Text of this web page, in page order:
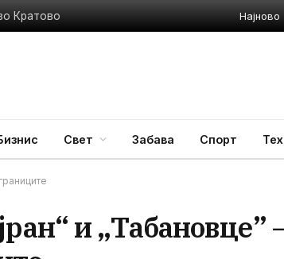
Кратово Најново
Свет Забава Спорт
и „Табановце”